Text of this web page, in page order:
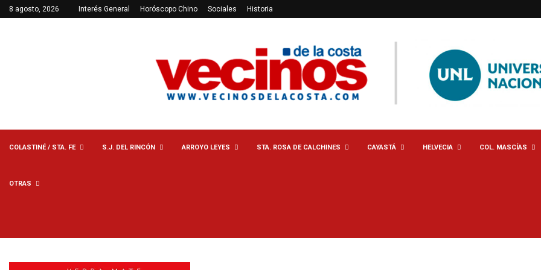
8 agosto, 2026 Interés General Horóscopo Chino Sociales Historia
COLASTINÉ / STA. FE S.J. DEL RINCÓN ARROYO LEYES STA. ROSA DE CALCHINES CAYASTÁ HELVECIA COL. MASCÍAS
OTRAS